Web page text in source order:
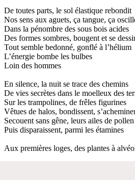
De toutes parts, le sol élastique rebondit
Nos sens aux aguets, ça tangue, ça
Dans la pénombre des sous bois acides
Des formes sombres, bougent et se
Tout semble bedonné, gonflé à l’hélium
L’énergie bombe les bulbes
Loin des hommes
En silence, la nuit se trace des chemins
De vies secrètes dans le moelleux des
Sur les trampolines, de frêles figurines
Vêtues de halos, bondissent,
Secouent sans gêne, leurs ailes de pollen
Puis disparaissent, parmi les étamines
Aux premières loges, des plantes à